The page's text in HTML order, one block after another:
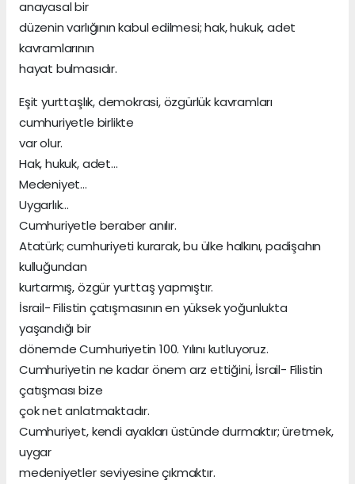
anayasal bir
düzenin varlığının kabul edilmesi; hak, hukuk, adet
kavramlarının
hayat bulmasıdır.
Eşit yurttaşlık, demokrasi, özgürlük kavramları
cumhuriyetle birlikte
var olur.
Hak, hukuk, adet…
Medeniyet…
Uygarlık…
Cumhuriyetle beraber anılır.
Atatürk; cumhuriyeti kurarak, bu ülke halkını, padişahın
kulluğundan
kurtarmış, özgür yurttaş yapmıştır.
İsrail- Filistin çatışmasının en yüksek yoğunlukta
yaşandığı bir
dönemde Cumhuriyetin 100. Yılını kutluyoruz.
Cumhuriyetin ne kadar önem arz ettiğini, İsrail- Filistin
çatışması bize
çok net anlatmaktadır.
Cumhuriyet, kendi ayakları üstünde durmaktır; üretmek,
uygar
medeniyetler seviyesine çıkmaktır.